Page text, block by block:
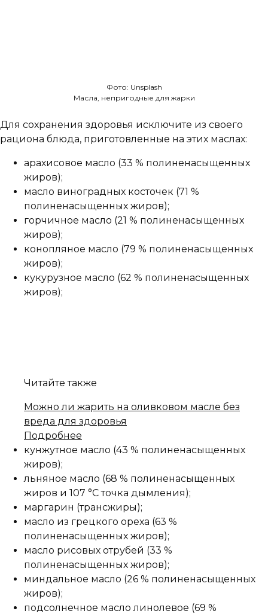
Фото: Unsplash
Масла, непригодные для жарки
Для сохранения здоровья исключите из своего
рациона блюда, приготовленные на этих маслах:
арахисовое масло (33 % полиненасыщенных
жиров);
масло виноградных косточек (71 %
полиненасыщенных жиров);
горчичное масло (21 % полиненасыщенных
жиров);
конопляное масло (79 % полиненасыщенных
жиров);
кукурузное масло (62 % полиненасыщенных
жиров);
Читайте также
Можно ли жарить на оливковом масле без
вреда для здоровья
Подробнее
кунжутное масло (43 % полиненасыщенных
жиров);
льняное масло (68 % полиненасыщенных
жиров и 107 °С точка дымления);
маргарин (трансжиры);
масло из грецкого ореха (63 %
полиненасыщенных жиров);
масло рисовых отрубей (33 %
полиненасыщенных жиров);
миндальное масло (26 % полиненасыщенных
жиров);
подсолнечное масло линолевое (69 %